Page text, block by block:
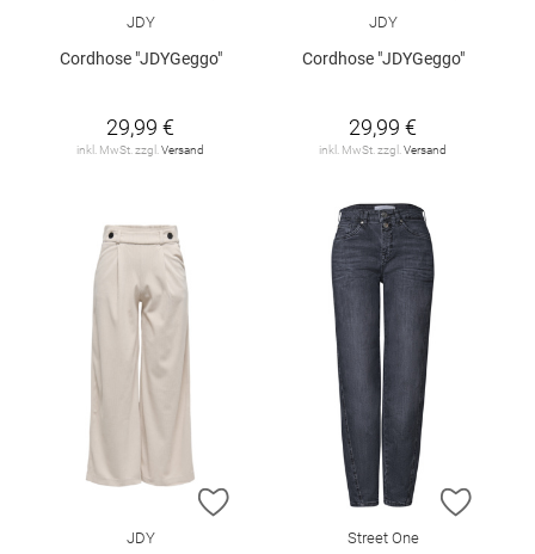
JDY
Cordhose "JDYGeggo"
29,99 €
inkl. MwSt. zzgl. Versand
JDY
Cordhose "JDYGeggo"
29,99 €
inkl. MwSt. zzgl. Versand
ZUR WUNSCHLISTE HINZUFÜGEN
JDY
ZUR
Street One